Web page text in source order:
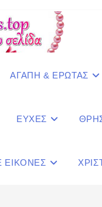
ΑΓΑΠΗ & ΕΡΩΤΑΣ
ΕΥΧΕΣ
ΕΙΚΟΝΕΣ